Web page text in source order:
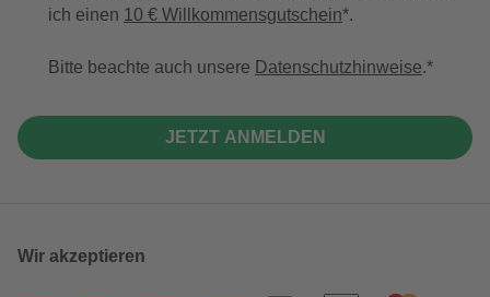
ich einen 10 € Willkommensgutschein*.
Bitte beachte auch unsere Datenschutzhinweise.
JETZT ANMELDEN
Wir akzeptieren